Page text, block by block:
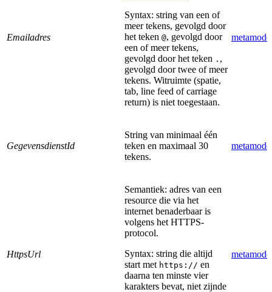
Emailadres
Syntax: string van een of
meer tekens, gevolgd door
het teken @, gevolgd door
een of meer tekens,
gevolgd door het teken . ,
gevolgd door twee of meer
tekens. Witruimte (spatie,
tab, line feed of carriage
return) is niet toegestaan.
GegevensdienstId
String van minimaal één
teken en maximaal 30
tekens.
HttpsUrl
Semantiek: adres van een
resource die via het
internet benaderbaar is
volgens het HTTPS-
protocol.
Syntax: string die altijd
start met https:// en
daarna ten minste vier
karakters bevat, niet zijnde